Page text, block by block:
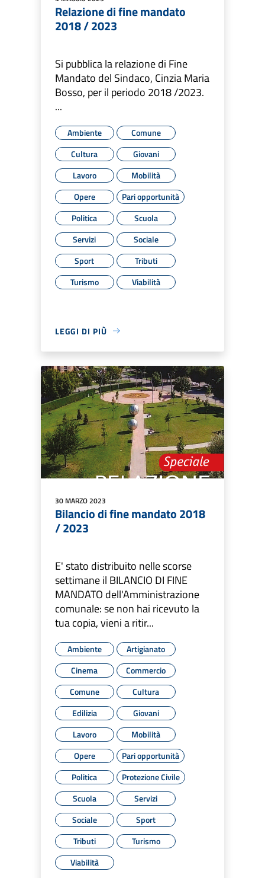
Relazione di fine mandato
2018 / 2023
Si pubblica la relazione di Fine
Mandato del Sindaco, Cinzia Maria
Bosso, per il periodo 2018 /2023.
...
Ambiente
Comune
Cultura
Giovani
Lavoro
Mobilità
Opere
Pari opportunità
Politica
Scuola
Servizi
Sociale
Sport
Tributi
Turismo
Viabilità
LEGGI DI PIÙ
30 MARZO 2023
Bilancio di fine mandato 2018
/ 2023
E' stato distribuito nelle scorse
settimane il BILANCIO DI FINE
MANDATO dell'Amministrazione
comunale: se non hai ricevuto la
tua copia, vieni a ritir...
Ambiente
Artigianato
Cinema
Commercio
Comune
Cultura
Edilizia
Giovani
Lavoro
Mobilità
Opere
Pari opportunità
Politica
Protezione Civile
Scuola
Servizi
Sociale
Sport
Tributi
Turismo
Viabilità